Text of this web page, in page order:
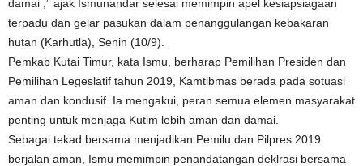
damai ,” ajak Ismunandar selesai memimpin apel kesiapsiagaan
terpadu dan gelar pasukan dalam penanggulangan kebakaran
hutan (Karhutla), Senin (10/9).
Pemkab Kutai Timur, kata Ismu, berharap Pemilihan Presiden dan
Pemilihan Legeslatif tahun 2019, Kamtibmas berada pada sotuasi
aman dan kondusif. Ia mengakui, peran semua elemen masyarakat
penting untuk menjaga Kutim lebih aman dan damai.
Sebagai tekad bersama menjadikan Pemilu dan Pilpres 2019
berjalan aman, Ismu memimpin penandatangan deklrasi bersama